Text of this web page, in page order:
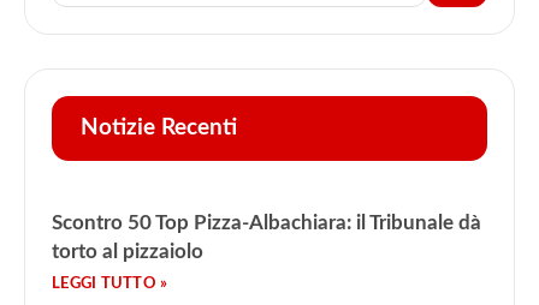
Notizie Recenti
Scontro 50 Top Pizza-Albachiara: il Tribunale dà
torto al pizzaiolo